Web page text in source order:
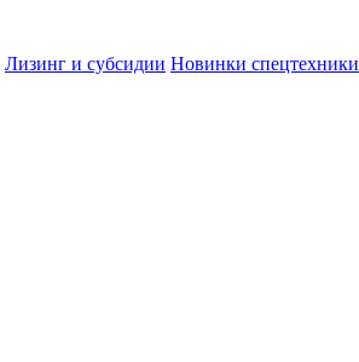
Лизинг и субсидии Новинки спецтехники